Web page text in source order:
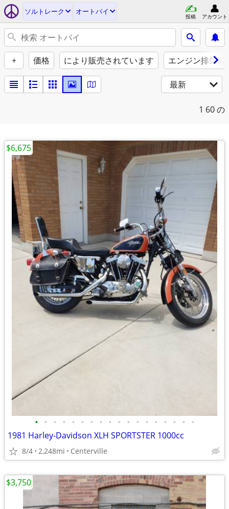
ソルトレーク オートバイ
投稿 アカウント
+ 価格 により販売されています エンジン排気量
最新
1 60 の
• • • • • • • • • • • • • • • • • •
1981 Harley-Davidson XLH SPORTSTER 1000cc
8/4 2,248mi Centerville
$6,675
$3,750